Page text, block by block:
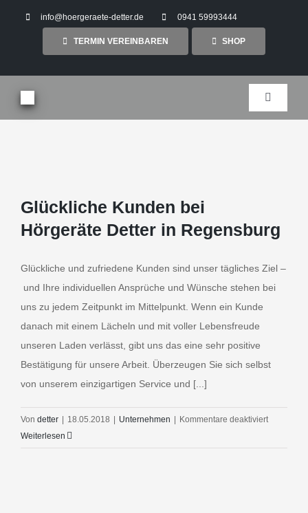
info@hoergeraete-detter.de 0941 59993444
TERMIN VEREINBAREN SHOP
Toggle
Archiv für den Monat: Mai 2018
Glückliche Kunden bei
Hörgeräte Detter in Regensburg
Glückliche und zufriedene Kunden sind unser tägliches Ziel –
und Ihre individuellen Ansprüche und Wünsche stehen bei
uns zu jedem Zeitpunkt im Mittelpunkt. Wenn ein Kunde
danach mit einem Lächeln und mit voller Lebensfreude
unseren Laden verlässt, gibt uns das eine sehr positive
Bestätigung für unsere Arbeit. Überzeugen Sie sich selbst
von unserem einzigartigen Service und [...]
Von detter | 18.05.2018 | Unternehmen | Kommentare deaktiviertfür
Weiterlesen